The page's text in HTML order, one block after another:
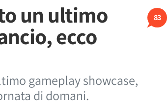
83
un ultimo
ecco
gameplay showcase,
di domani.